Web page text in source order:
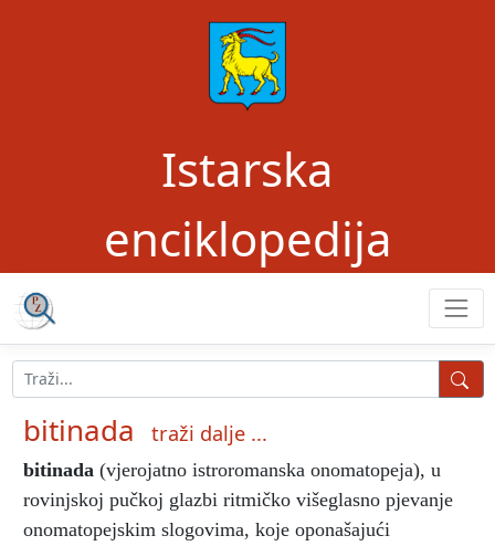
Istarska
enciklopedija
bitinada traži dalje ...
bitinada (vjerojatno istroromanska onomatopeja), u
rovinjskoj pučkoj glazbi ritmičko višeglasno pjevanje
onomatopejskim slogovima, koje oponašajući